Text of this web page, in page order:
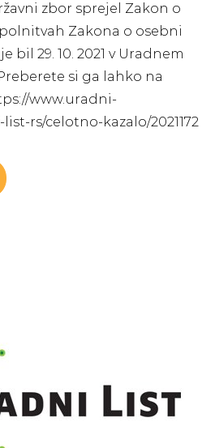
zbor sprejel Zakon o
Zakona o osebni
bil 29. 10. 2021 v Uradnem
Preberete si ga lahko na
www.uradni-
rs/celotno-kazalo/2021172